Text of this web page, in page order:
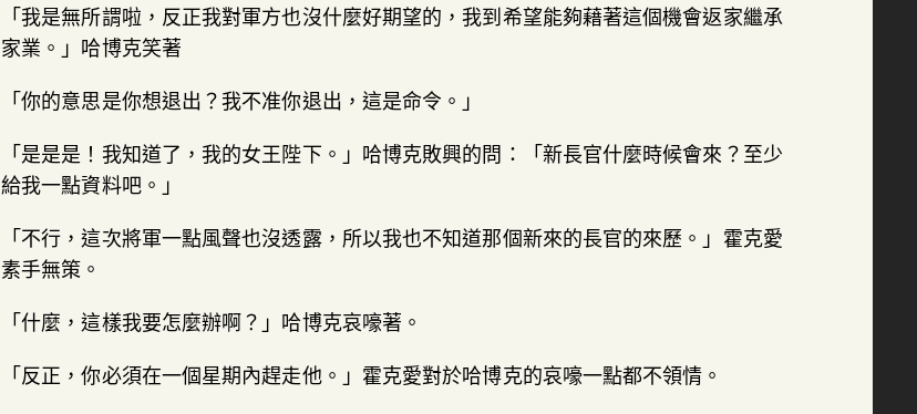
「我是無所謂啦，反正我對軍方也沒什麼好期望的，我到希望能夠藉著這個機會返家繼承
家業。」哈博克笑著
「你的意思是你想退出？我不准你退出，這是命令。」
「是是是！我知道了，我的女王陛下。」哈博克敗興的問：「新長官什麼時候會來？至少
給我一點資料吧。」
「不行，這次將軍一點風聲也沒透露，所以我也不知道那個新來的長官的來歷。」霍克愛
素手無策。
「什麼，這樣我要怎麼辦啊？」哈博克哀嚎著。
「反正，你必須在一個星期內趕走他。」霍克愛對於哈博克的哀嚎一點都不領情。